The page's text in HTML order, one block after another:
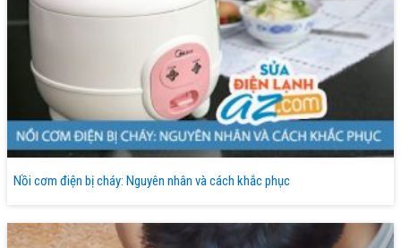
Nồi cơm điện bị cháy: Nguyên nhân và cách khắc phục